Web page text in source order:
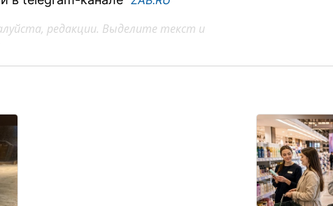
редакции. Выделите текст и